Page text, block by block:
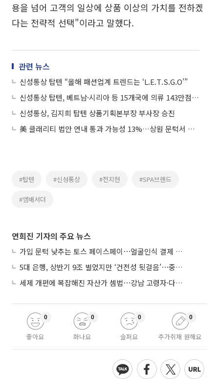
용을 넘어 고객의 일상에 상품 이상의 가치를 전하겠
다는 전략적 선택"이라고 말했다.
관련 뉴스
신성통상 탑텐 “올해 패션업계 트렌드는 ‘L.E.T.S.G.O’”
신성통상 탑텐, 베트남·시리아 등 15개국에 의류 143만점 기부
신성통상, 김지희 탑텐 상품기획본부장 부사장 승진
美 클래리티 법안 연내 통과 가능성 13%…상원 문턱서 제동
#탑텐 #신성통상 #전지현 #SPA브랜드
#앰배서더
연희진 기자의 주요 뉴스
가입 문턱 낮추는 토스 페이스페이⋯얼굴인식 결제 확산 속도낸다
5대 은행, 상반기 9조 벌었지만 ‘건전성 뒷걸음’⋯중기대출 문턱 높아지나
세제 개편에 복잡해진 자산가 셈법⋯강남 고령자·다주택자 ‘자산재편 고심’
좋아요
0
화나요
0
슬퍼요
0
추가취재 원해요
0